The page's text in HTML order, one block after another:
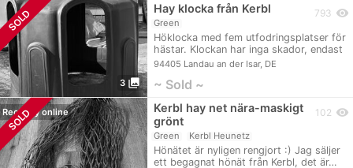
SOLD
3 photo_library
Hay klocka från Kerbl
Green
Höklocka med fem utfodringsplatser för
hästar. Klockan har inga skador, endast
plasten…
94405 Landau an der Isar, DE
793 visibility
~ Sold ~
SOLD
Recently online
Kerbl hay net nära-maskigt
grönt
Green Kerbl Heunetz
Hönätet är nyligen rengjort :) Jag säljer
ett begagnat hönät från Kerbl, det är…
102 visibility